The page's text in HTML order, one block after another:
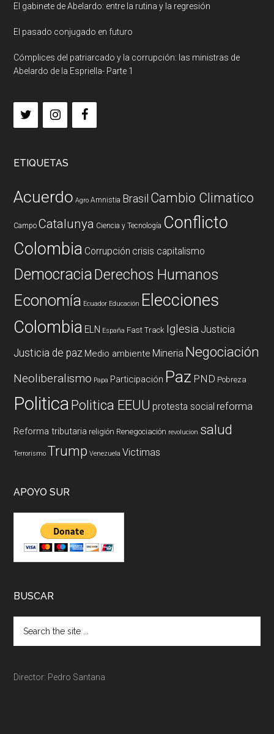
El gabinete de Abelardo: entre la rutina y la regresión
El pasado conjugado en futuro
Cómplices del patriarcado y la corrupción: las ministras de
Abelardo de la Espriella- Parte 1
ETIQUETAS
Acuerdo Agro Amnistia Brasil Cambio Climatico
Campo Catalunya Ciencia y Tecnología Conflicto
Colombia Corrupción crisis capitalismo
DemocraciaDerechos Humanos
Economía Ecuador Educación Elecciones
Colombia ELN España Fast Track Iglesia Justicia
Justicia de paz Medio ambiente Mineria Negociación
Neoliberalismo Papa Participación Paz PND Pobreza
PoliticaPolitica EEUU protesta social reforma
Reforma tributaria religión Renegociación revolucion salud
Terrorismo Trump Venezuela Victimas
APOYO SUR
BUSCAR
Director: Pedro Santana